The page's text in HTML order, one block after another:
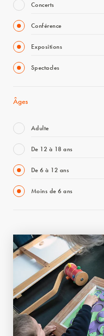
Concerts
Conférence
Expositions
Spectacles
Âges
Adulte
De 12 à 18 ans
De 6 à 12 ans
Moins de 6 ans